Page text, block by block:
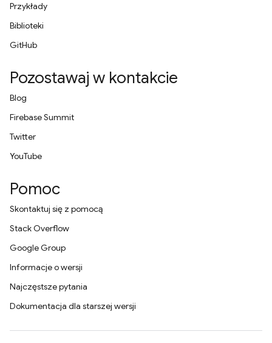
Przykłady
Biblioteki
GitHub
Pozostawaj w kontakcie
Blog
Firebase Summit
Twitter
YouTube
Pomoc
Skontaktuj się z pomocą
Stack Overflow
Google Group
Informacje o wersji
Najczęstsze pytania
Dokumentacja dla starszej wersji